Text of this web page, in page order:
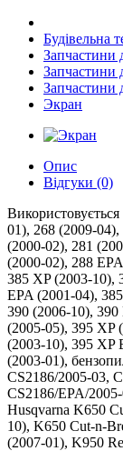
Будівельна
Запчастини
Запчастини
Запчастини
Экран
Опис
Відгуки (0)
01), 268 (2009-
(2000-02), 281
(2000-02), 288
385 XP (2003-10),
EPA (2001-04),
390 (2006-10),
(2005-05), 395 XP
(2003-10), 395 XP
(2003-01),
CS2186/2005-03,
CS2186/EPA/2005-
Husqvarna K650
10), K650 Cut-n-
(2007-01), K950